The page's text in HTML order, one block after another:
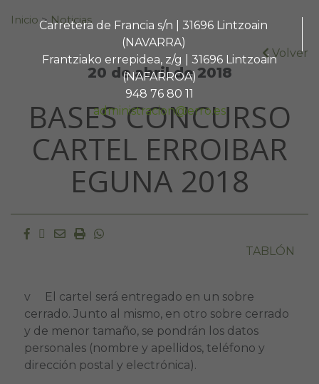
Carretera de Francia s/n | 31696 Lintzoain
(NAVARRA)
Frantziako errepidea, z/g | 31696 Lintzoain
(NAFARROA)
948 76 80 11
administracion@erro.es
Buscar:
Inicio > Noticias
Volver
20 de abril de 2018
BASES CONCURSO
CARTEL ERROIBAR
EGUNA 2018
Facebook
Twitter
EmailImprimir
Whatsapp
TABLÓN
v El cartel será entregado en un sobre
cerrado. Junto al mismo, en otro sobre cerrado
y de menor tamaño, se pondrán los datos
personales (nombre y apellidos, teléfono y
dirección postal y electrónica).